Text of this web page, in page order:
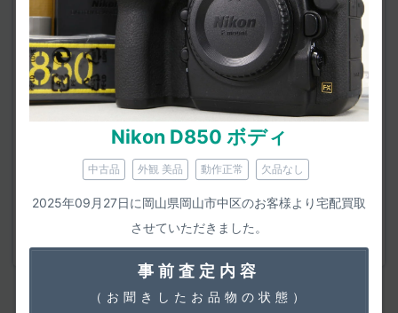
Nikon D850 ボディ
中古品 外観 美品 動作正常 欠品なし
2025年09月27日に岡山県岡山市中区のお客様より宅配買取
させていただきました。
事前査定内容
（お聞きしたお品物の状態）
ファインダー内外に「カビ・くもり・チリ・キズ」はな
いか。
ダイヤルやグリップなどにベタつきはないか。
タバコなどのにおいが付着していないか。
シャッター回数が耐久回数に迫っていないか。
動作の状態
ダイヤルやボタンなど、反応が鈍いものはないか。
動画・静止画のいずれも正常に撮れているか。
＜Nikon D850 の参考情報＞